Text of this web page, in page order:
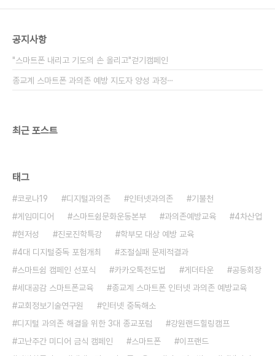
공지사항
"스마트폰 내리고 기도의 손 올리고"걷기캠페인
종교계 스마트폰 과의존 예방 지도자 양성 과정⋯
최근 포스트
태그
코로나19 디지털과의존 인터넷과의존
기불천
게임미디어
스마트쉼문화운동본부 과의존예방교육
4차산업
현저성
진로진학특강
학부모 대상 예방 교육
4대 디지털중독 포험개최
조절실패 문제적결과
스마트쉼 캠페인 선포식
카카오톡전도법 게더타운
공동회장
세대공감 스마트폰교육
종교계 스마트폰 인터넷 과의존 예방교육
교회정보기술연구원
인터넷 중독해소
디지털 과의존 해결을 위한 3대 종교포럼
강원랜드힐링캠프
고난주간 미디어 금식 캠페인
스마트폰
이프랜드